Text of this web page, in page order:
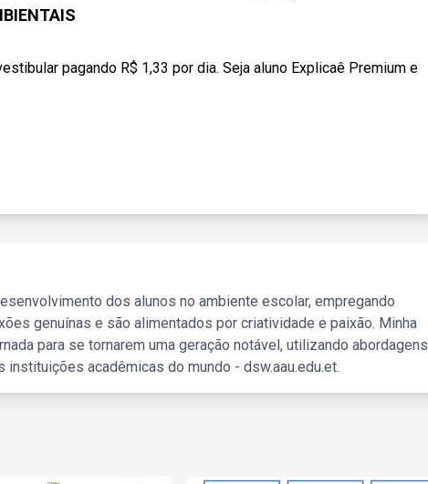
pagando R$ 1,33 por dia. Seja aluno Explicaê Premium e
dos alunos no ambiente escolar, empregando
genuínas e são alimentados por criatividade e paixão. Minha
para se tornarem uma geração notável, utilizando abordagens
acadêmicas do mundo - dsw.aau.edu.et.